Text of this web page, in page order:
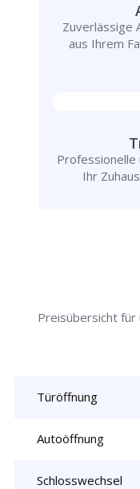
Zuverlässige
aus Ihrem
Professionelle
Ihr
Preisübersicht für
Türöffnung
Autoöffnung
Schlosswechsel